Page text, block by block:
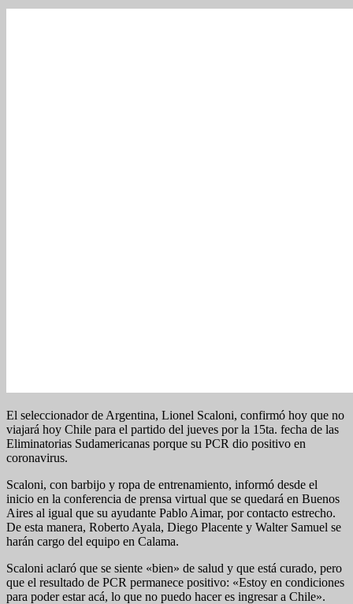
El seleccionador de Argentina, Lionel Scaloni, confirmó hoy que no
viajará hoy Chile para el partido del jueves por la 15ta. fecha de las
Eliminatorias Sudamericanas porque su PCR dio positivo en
coronavirus.
Scaloni, con barbijo y ropa de entrenamiento, informó desde el
inicio en la conferencia de prensa virtual que se quedará en Buenos
Aires al igual que su ayudante Pablo Aimar, por contacto estrecho.
De esta manera, Roberto Ayala, Diego Placente y Walter Samuel se
harán cargo del equipo en Calama.
Scaloni aclaró que se siente «bien» de salud y que está curado, pero
que el resultado de PCR permanece positivo: «Estoy en condiciones
para poder estar acá, lo que no puedo hacer es ingresar a Chile».